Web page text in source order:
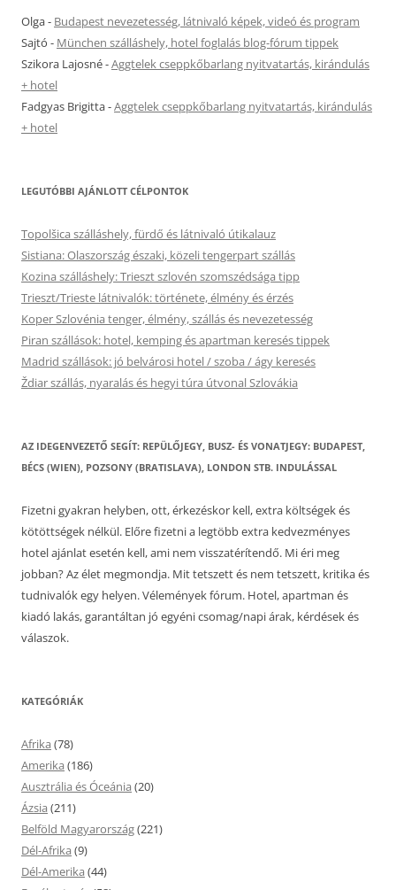
Olga- Budapest nevezetesség, látnivaló képek, videó és program
Sajtó - München szálláshely, hotel foglalás blog-fórum tippek
Szikora Lajosné-Aggtelek cseppkőbarlang nyitvatartás, kirándulás
+ hotel
Fadgyas Brigitta-Aggtelek cseppkőbarlang nyitvatartás, kirándulás
+ hotel
LEGUTÓBBI AJÁNLOTT CÉLPONTOK
Topolšica szálláshely, fürdő és látnivaló útikalauz
Sistiana: Olaszország északi, közeli tengerpart szállás
Kozina szálláshely: Trieszt szlovén szomszédsága tipp
Trieszt/Trieste látnivalók: története, élmény és érzés
Koper Szlovénia tenger, élmény, szállás és nevezetesség
Piran szállások: hotel, kemping és apartman keresés tippek
Madrid szállások: jó belvárosi hotel / szoba / ágy keresés
Ždiar szállás, nyaralás és hegyi túra útvonal Szlovákia
AZ IDEGENVEZETŐ SEGÍT: REPÜLŐJEGY, BUSZ- ÉS VONATJEGY: BUDAPEST,
BÉCS (WIEN), POZSONY (BRATISLAVA), LONDON STB. INDULÁSSAL
Fizetni gyakran helyben, ott, érkezéskor kell, extra költségek és
kötöttségek nélkül. Előre fizetni a legtöbb extra kedvezményes
hotel ajánlat esetén kell, ami nem visszatérítendő. Mi éri meg
jobban? Az élet megmondja. Mit tetszett és nem tetszett, kritika és
tudnivalók egy helyen. Vélemények fórum. Hotel, apartman és
kiadó lakás, garantáltan jó egyéni csomag/napi árak, kérdések és
válaszok.
KATEGÓRIÁK
Afrika (78)
Amerika (186)
Ausztrália és Óceánia (20)
Ázsia (211)
Belföld Magyarország(221)
Dél-Afrika (9)
Dél-Amerika (44)